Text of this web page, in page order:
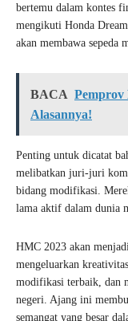
bertemu dalam kontes
mengikuti Honda
akan membawa sepeda
BACA Pemprov
Alasannya!
Penting untuk dicatat
melibatkan juri-juri
bidang modifikasi.
lama aktif dalam dunia
HMC 2023 akan
mengeluarkan
modifikasi terbaik, dan
negeri. Ajang ini
semangat yang besar